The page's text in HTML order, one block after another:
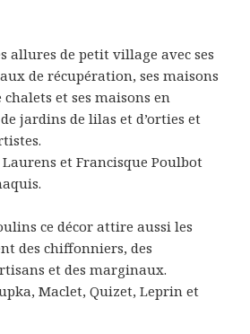
allures de petit village avec ses
de récupération, ses maisons
et ses maisons en
jardins de lilas et d’orties et
et Francisque Poulbot
ce décor attire aussi les
des chiffonniers, des
et des marginaux.
Maclet, Quizet, Leprin et